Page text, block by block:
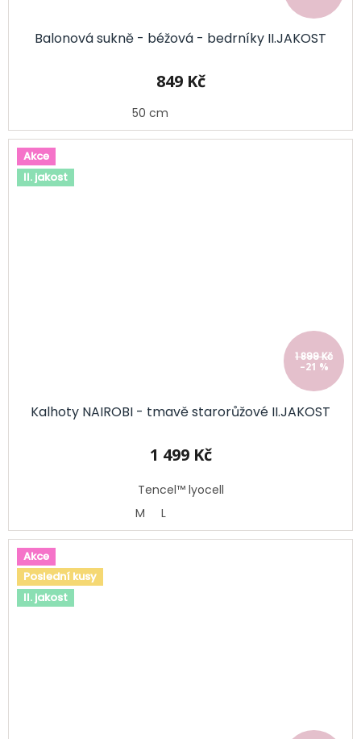
Balonová sukně - béžová - bedrníky II.JAKOST
849 Kč
50 cm
Akce
II. jakost
1 899 Kč
–21 %
Kalhoty NAIROBI - tmavě starorůžové II.JAKOST
1 499 Kč
Tencel™ lyocell
M
L
Akce
Poslední kusy
II. jakost